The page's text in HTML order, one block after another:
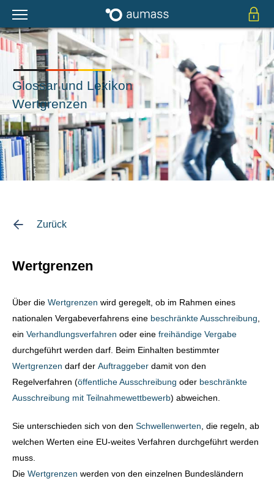
Glossar und Lexikon
Wertgrenzen
Zurück
Wertgrenzen
Über die Wertgrenzen wird geregelt, ob im Rahmen eines
nationalen Vergabeverfahrens eine beschränkte Ausschreibung
ein Verhandlungsverfahren oder eine freihändige Vergabe
durchgeführt werden darf. Beim Einhalten bestimmter
Wertgrenzen darf der Auftraggeber damit von den
Regelverfahren (öffentliche Ausschreibung oder beschränkte
Ausschreibung mit Teilnahmewettbewerb) abweichen.
Sie unterschieden sich von den Schwellenwerten , die regeln, ab
welchen Werten eine EU-weites Verfahren durchgeführt werden
muss.
Die Wertgrenzen werden von den einzelnen Bundesländern